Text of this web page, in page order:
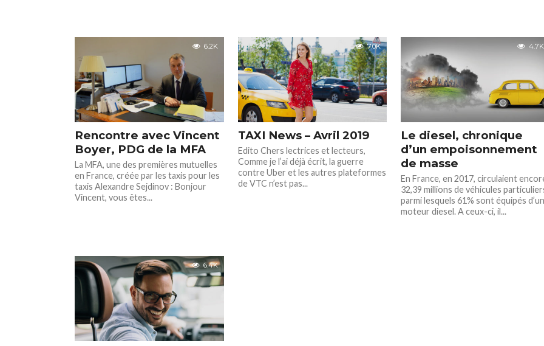
6.2K
Rencontre avec Vincent
Boyer, PDG de la MFA
La MFA, une des premières mutuelles
en France, créée par les taxis pour les
taxis Alexandre Sejdinov : Bonjour
Vincent, vous êtes...
7.0K
TAXI News – Avril 2019
Edito Chers lectrices et lecteurs,
Comme je l’ai déjà écrit, la guerre
contre Uber et les autres plateformes
de VTC n’est pas...
4.7K
Le diesel, chronique
d’un empoisonnement
de masse
En France, en 2017, circulaient
32,39 millions de véhicules
parmi lesquels 61% sont équipés
moteur diesel. A ceux-ci, il...
6.4K